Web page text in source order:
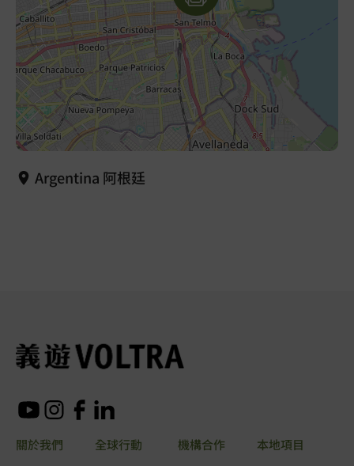
Argentina 阿根廷
關於我們
全球行動
本地項目
機構合作